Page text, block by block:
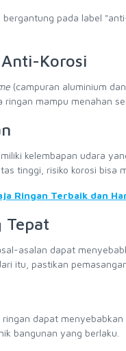
pada label
Korosi
(campuran aluminium dan
mampu menahan
kelembapan udara
tinggi, risiko korosi bisa
Ringan Terbaik dan
Tepat
asalan dapat
itu, pastikan
dapat
bangunan yang berlaku.